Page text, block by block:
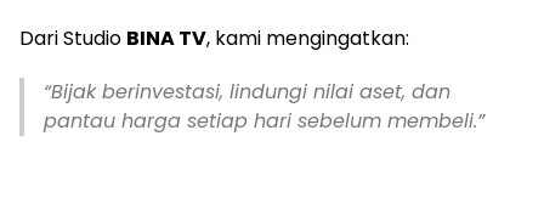
Dari Studio BINA TV, kami mengingatkan:
“Bijak berinvestasi, lindungi nilai aset, dan
pantau harga setiap hari sebelum membeli.”